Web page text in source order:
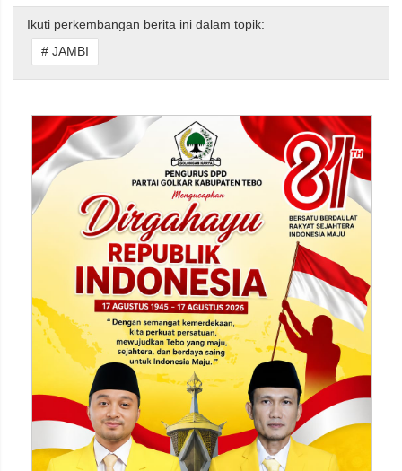
Ikuti perkembangan berita ini dalam topik:
# JAMBI